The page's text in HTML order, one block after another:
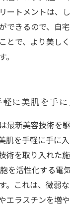
ートメントは、
できるので、自
とで、より美し
に美肌を手
最新美容技術を
肌を手軽に手に
術を取り入れた
を活性化する電
。これは、微弱
エラスチンを増